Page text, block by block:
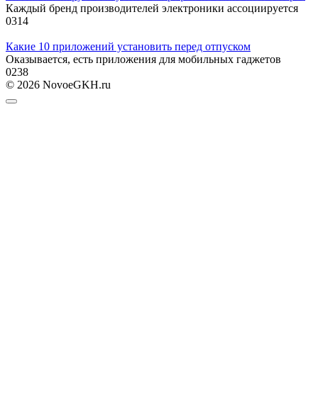
Каждый бренд производителей электроники ассоциируется
0314
Какие 10 приложений установить перед отпуском
Оказывается, есть приложения для мобильных гаджетов
0238
© 2026 NovoeGKH.ru